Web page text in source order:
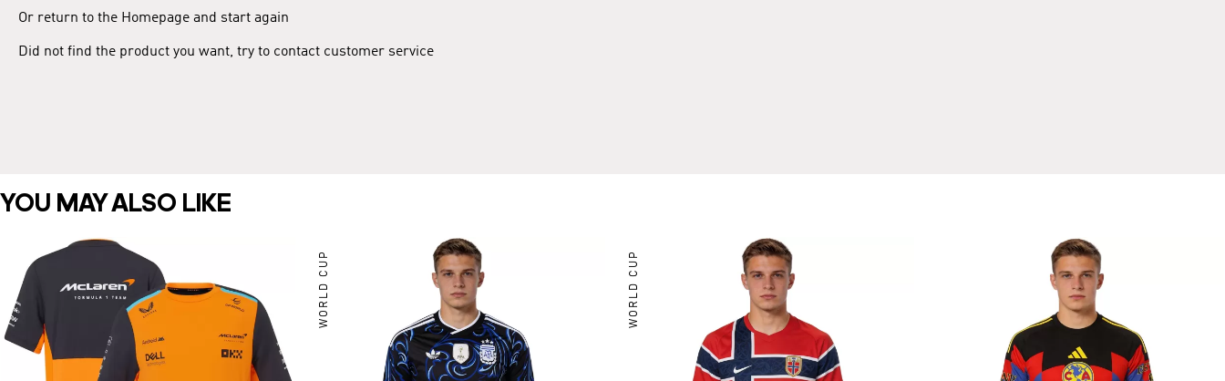
Or return to the Homepage and start again
Did not find the product you want, try to contact customer service
YOU MAY ALSO LIKE
WORLD CUP WORLD CUP